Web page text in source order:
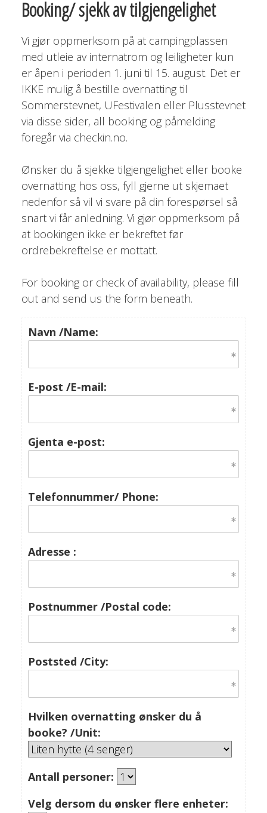
Booking/ sjekk av tilgjengelighet
Vi gjør oppmerksom på at campingplassen
med utleie av internatrom og leiligheter kun
er åpen i perioden 1. juni til 15. august. Det er
IKKE mulig å bestille overnatting til
Sommerstevnet, UFestivalen eller Plusstevnet
via disse sider, all booking og påmelding
foregår via checkin.no.
Ønsker du å sjekke tilgjengelighet eller booke
overnatting hos oss, fyll gjerne ut skjemaet
nedenfor så vil vi svare på din forespørsel så
snart vi får anledning. Vi gjør oppmerksom på
at bookingen ikke er bekreftet før
ordrebekreftelse er mottatt.
For booking or check of availability, please fill
out and send us the form beneath.
Navn /Name:
E-post /E-mail:
Gjenta e-post:
Telefonnummer/ Phone:
Adresse :
Postnummer /Postal code:
Poststed /City:
Hvilken overnatting ønsker du å
booke? /Unit:
Antall personer:
Velg dersom du ønsker flere enheter: